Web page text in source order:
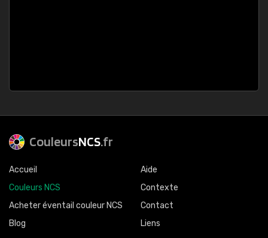
CouleursNCS.fr
Accueil
Couleurs NCS
Acheter éventail couleur NCS
Blog
Aide
Contexte
Contact
Liens